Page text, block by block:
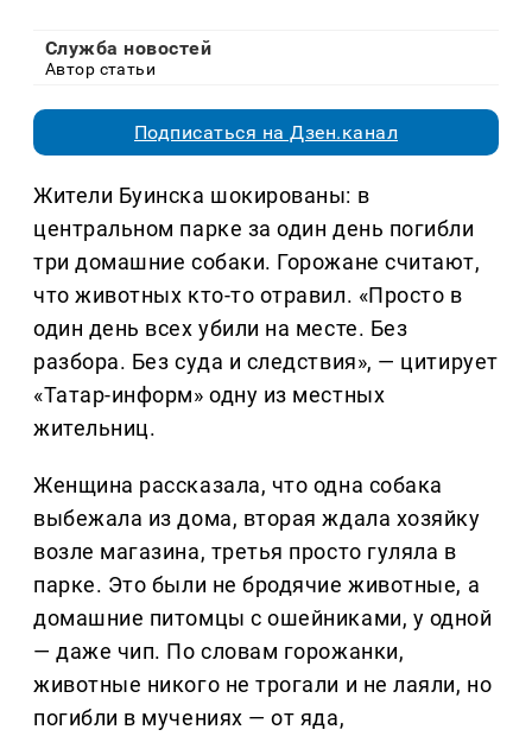
Служба новостей
Автор статьи
Подписаться на Дзен.канал
Жители Буинска шокированы: в
центральном парке за один день погибли
три домашние собаки. Горожане считают,
что животных кто-то отравил. «Просто в
один день всех убили на месте. Без
разбора. Без суда и следствия», — цитирует
«Татар-информ» одну из местных
жительниц.
Женщина рассказала, что одна собака
выбежала из дома, вторая ждала хозяйку
возле магазина, третья просто гуляла в
парке. Это были не бродячие животные, а
домашние питомцы с ошейниками, у одной
— даже чип. По словам горожанки,
животные никого не трогали и не лаяли, но
погибли в мучениях — от яда,